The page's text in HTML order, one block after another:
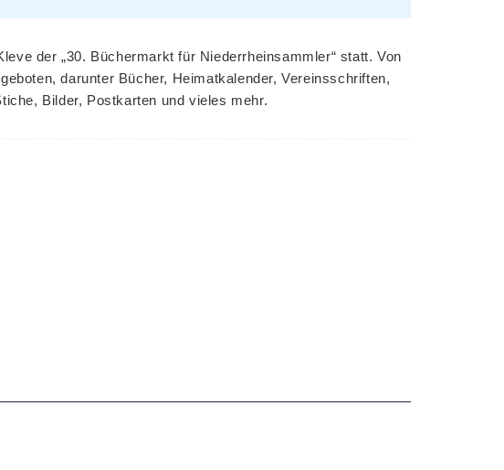
der „30. Büchermarkt für Niederrheinsammler“ statt. Von
darunter Bücher, Heimatkalender, Vereinsschriften,
Bilder, Postkarten und vieles mehr.